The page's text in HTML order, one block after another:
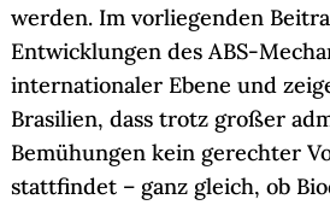
werden. Im vorliegenden
Entwicklungen des ABS-
internationaler Ebene und
Brasilien, dass trotz großer
Bemühungen kein gerechter
stattfindet – ganz gleich, ob